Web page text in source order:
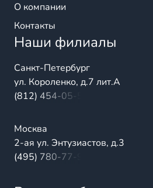
О компании
Контакты
Наши филиалы
Санкт-Петербург
ул. Короленко, д.7 лит.А
(812) 454-05-54
Москва
2-ая ул. Энтузиастов, д.3
(495) 780-77-98